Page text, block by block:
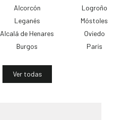
Alcorcón
Leganés
Alcalá de Henares
Burgos
Logroño
Móstoles
Oviedo
Paris
Ver todas